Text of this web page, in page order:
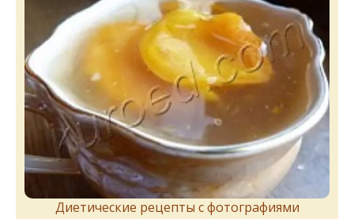
Диетические рецепты с фотографиями